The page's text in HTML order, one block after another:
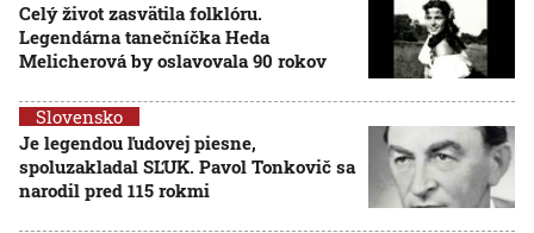
Celý život zasvätila folklóru.
Legendárna tanečníčka Heda
Melicherová by oslavovala 90 rokov
Slovensko
Je legendou ľudovej piesne,
spoluzakladal SĽUK. Pavol Tonkovič sa
narodil pred 115 rokmi